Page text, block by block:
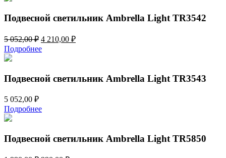
996,00 ₽.
Подвесной светильник Ambrella Light TR3542
5 052,00₽ Первоначальная
цена
составляла
052,00 ₽.
4 210,00 ₽Текущая
Подробнее
Подвесной светильник Ambrella Light TR3543
5 052,00 ₽
Подробнее
Подвесной светильник Ambrella Light TR5850